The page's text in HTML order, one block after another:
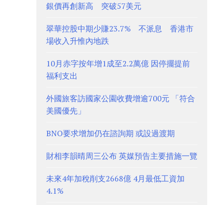
銀價再創新高 突破57美元
翠華控股中期少賺23.7% 不派息 香港市
場收入升惟內地跌
10月赤字按年增1成至2.2萬億 因停擺提前
福利支出
外國旅客訪國家公園收費增逾700元 「符合
美國優先」
BNO要求增加仍在諮詢期 或設過渡期
財相李韻晴周三公布 英媒預告主要措施一覽
未來4年加稅削支2668億 4月最低工資加
4.1%